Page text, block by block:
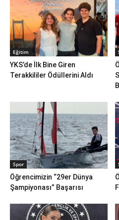
Eğitim
YKS’de İlk Bine Giren
Terakkililer Ödüllerini Aldı
Spor
Öğrencimizin “29er Dünya
Şampiyonası” Başarısı